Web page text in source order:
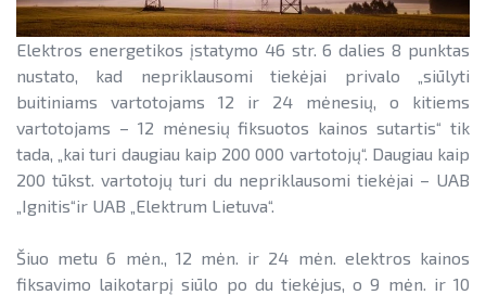
Elektros energetikos įstatymo 46 str. 6 dalies 8 punktas
nustato, kad nepriklausomi tiekėjai privalo „siūlyti
buitiniams vartotojams 12 ir 24 mėnesių, o kitiems
vartotojams – 12 mėnesių fiksuotos kainos sutartis“ tik
tada, „kai turi daugiau kaip 200 000 vartotojų“. Daugiau kaip
200 tūkst. vartotojų turi du nepriklausomi tiekėjai – UAB
„Ignitis“ir UAB „Elektrum Lietuva“.
Šiuo metu 6 mėn., 12 mėn. ir 24 mėn. elektros kainos
fiksavimo laikotarpį siūlo po du tiekėjus, o 9 mėn. ir 10